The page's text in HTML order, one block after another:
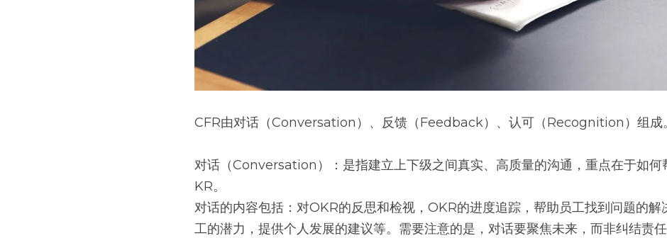
CFR由对话（Conversation）、反馈（Feedback）、认可（Recognition）组成。
对话（Conversation）：是指建立上下级之间真实、高质量的沟通，重点在于如何
KR。
对话的内容包括：对OKR的反思和检视，OKR的进度追踪，帮助员工找到问题的解
工的潜力，提供个人发展的建议等。需要注意的是，对话要聚焦未来，而非纠结责任